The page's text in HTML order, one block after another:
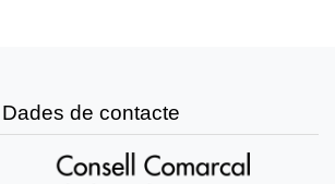
Dades de contacte